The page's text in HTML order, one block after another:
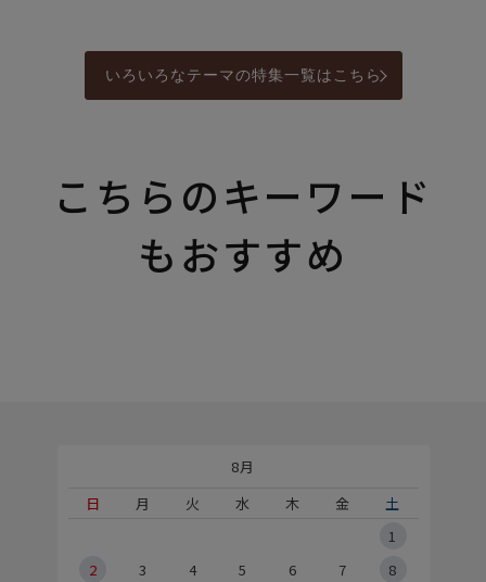
いろいろなテーマの特集一覧はこちら
こちらのキーワード
もおすすめ
8月
日
月 火 水 木 金
土
1
2
3 4 5 6 7
8